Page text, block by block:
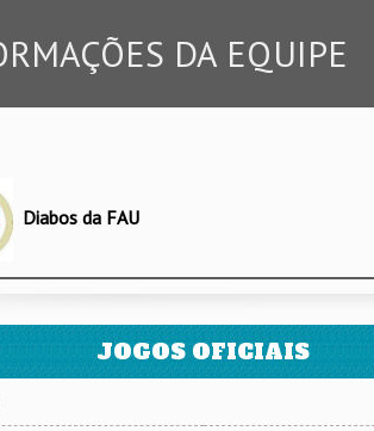
DA EQUIPE
Diabos da FAU
JOGOS OFICIAIS